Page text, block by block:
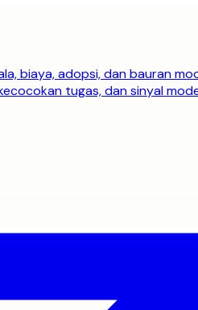
biaya, adopsi, dan bauran
tugas, dan sinyal